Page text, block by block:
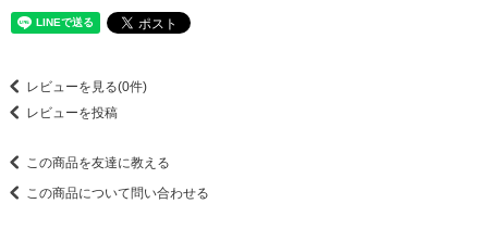
レビューを見る(0件)
レビューを投稿
この商品を友達に教える
この商品について問い合わせる